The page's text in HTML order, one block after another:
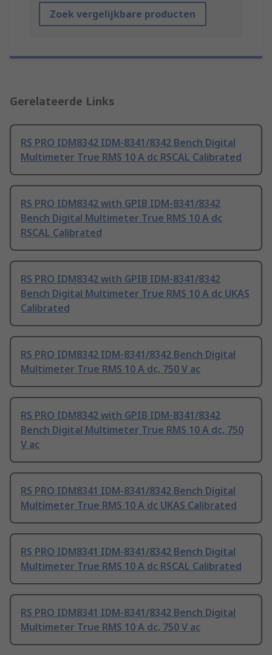
Zoek vergelijkbare producten
Gerelateerde Links
RS PRO IDM8342 IDM-8341/8342 Bench Digital
Multimeter True RMS 10 A dc RSCAL Calibrated
RS PRO IDM8342 with GPIB IDM-8341/8342
Bench Digital Multimeter True RMS 10 A dc
RSCAL Calibrated
RS PRO IDM8342 with GPIB IDM-8341/8342
Bench Digital Multimeter True RMS 10 A dc UKAS
Calibrated
RS PRO IDM8342 IDM-8341/8342 Bench Digital
Multimeter True RMS 10 A dc, 750 V ac
RS PRO IDM8342 with GPIB IDM-8341/8342
Bench Digital Multimeter True RMS 10 A dc, 750
V ac
RS PRO IDM8341 IDM-8341/8342 Bench Digital
Multimeter True RMS 10 A dc UKAS Calibrated
RS PRO IDM8341 IDM-8341/8342 Bench Digital
Multimeter True RMS 10 A dc RSCAL Calibrated
RS PRO IDM8341 IDM-8341/8342 Bench Digital
Multimeter True RMS 10 A dc, 750 V ac